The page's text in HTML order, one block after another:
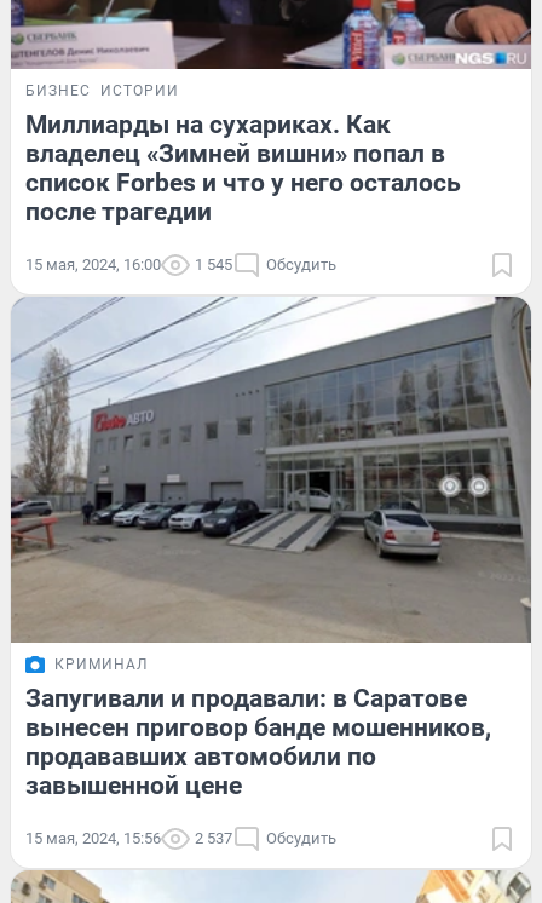
БИЗНЕС ИСТОРИИ
Миллиарды на сухариках. Как
владелец «Зимней вишни» попал в
список Forbes и что у него осталось
после трагедии
15 мая, 2024, 16:00 1 545 Обсудить
КРИМИНАЛ
Запугивали и продавали: в Саратове
вынесен приговор банде мошенников,
продававших автомобили по
завышенной цене
15 мая, 2024, 15:56 2 537 Обсудить